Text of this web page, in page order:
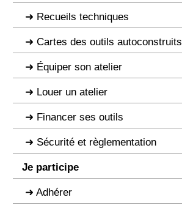
Recueils techniques
Cartes des outils autoconstruits
Équiper son atelier
Louer un atelier
Financer ses outils
Sécurité et règlementation
Je participe
Adhérer